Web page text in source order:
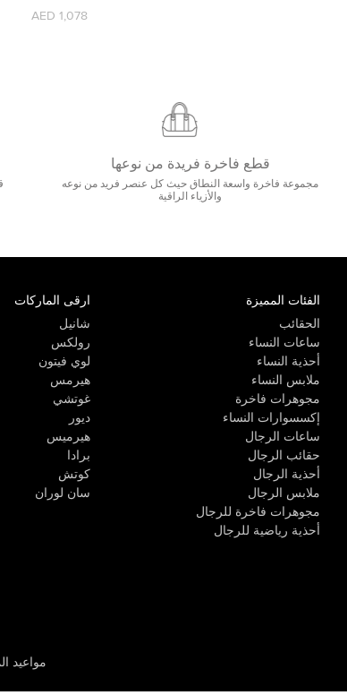
1,078 AED
قطع فاخرة فريدة من نوعها
مجموعة فاخرة واسعة النطاق حيث كل عنصر فريد من نوعه
والأزياء الراقية
الفئات المميزة
الحقائب
ساعات النساء
أحذية النساء
ملابس النساء
مجوهرات فاخرة
إكسسوارات النساء
ساعات الرجال
حقائب الرجال
أحذية الرجال
ملابس الرجال
مجوهرات فاخرة للرجال
أحذية رياضية للرجال
ارقى الماركات
شانيل
رولكس
لوي فيتون
هيرمس
غوتشي
ديور
هيرميس
برادا
كوتش
سان لوران
مواعيد